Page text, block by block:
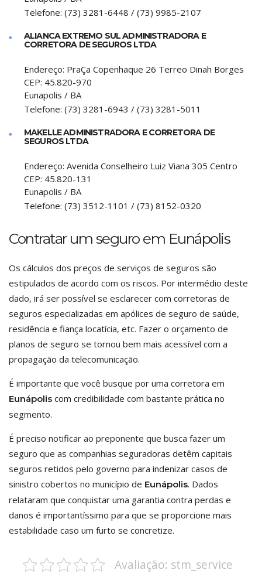
Telefone: (73) 3281-6448 / (73) 9985-2107
ALIANCA EXTREMO SUL ADMINISTRADORA E
CORRETORA DE SEGUROS LTDA
Endereço: PraÇa Copenhaque 26 Terreo Dinah Borges
CEP: 45.820-970
Eunapolis / BA
Telefone: (73) 3281-6943 / (73) 3281-5011
MAKELLE ADMINISTRADORA E CORRETORA DE
SEGUROS LTDA
Endereço: Avenida Conselheiro Luiz Viana 305 Centro
CEP: 45.820-131
Eunapolis / BA
Telefone: (73) 3512-1101 / (73) 8152-0320
Contratar um seguro em Eunápolis
Os cálculos dos preços de serviços de seguros são
estipulados de acordo com os riscos. Por intermédio deste
dado, irá ser possível se esclarecer com corretoras de
seguros especializadas em apólices de seguro de saúde,
residência e fiança locatícia, etc. Fazer o orçamento de
planos de seguro se tornou bem mais acessível com a
propagação da telecomunicação.
É importante que você busque por uma corretora em
Eunápolis com credibilidade com bastante prática no
segmento.
É preciso notificar ao preponente que busca fazer um
seguro que as companhias seguradoras detêm capitais
seguros retidos pelo governo para indenizar casos de
sinistro cobertos no município de Eunápolis. Dados
relataram que conquistar uma garantia contra perdas e
danos é importantíssimo para que se proporcione mais
estabilidade caso um furto se concretize.
Avaliação: stm_service